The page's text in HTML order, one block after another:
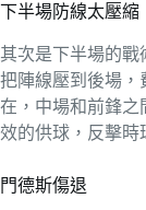
下半場防線太壓縮
其次是下半場的戰
把陣線壓到後場，
在，中場和前鋒之
效的供球，反擊時
門德斯傷退